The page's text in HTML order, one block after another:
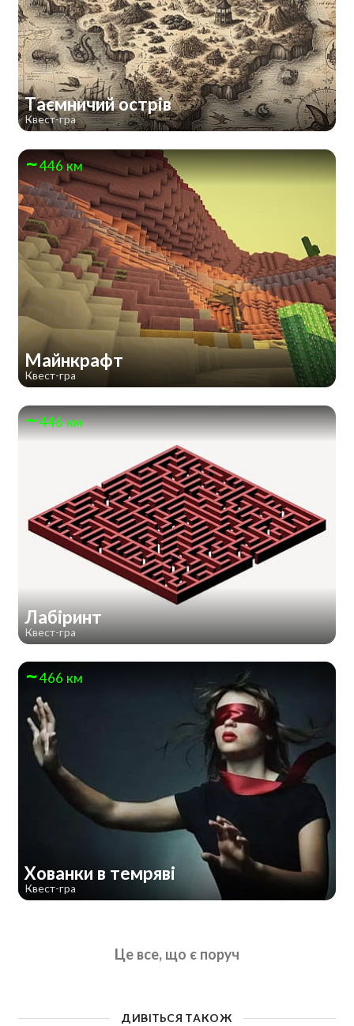
Таємничий острів
Квест-гра
446 км
Майнкрафт
Квест-гра
446 км
Лабіринт
Квест-гра
466 км
Хованки в темряві
Квест-гра
Це все, що є поруч
ДИВІТЬСЯ ТАКОЖ